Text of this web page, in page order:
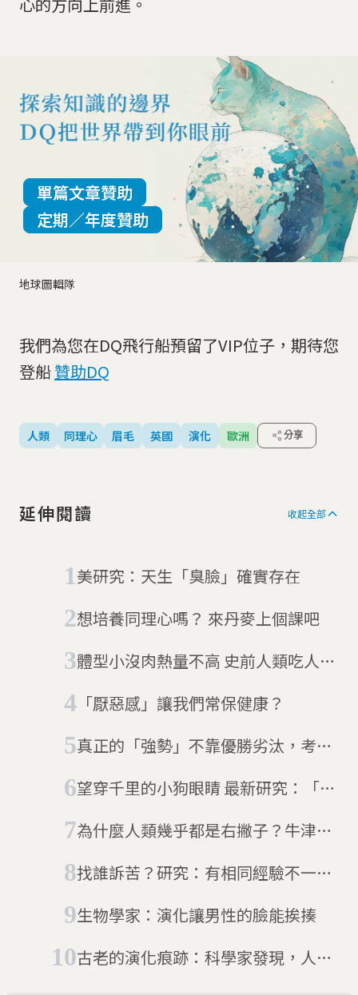
地球圖輯隊
單篇文章贊助
定期／年度贊助
我們為您在DQ飛行船預留了VIP位子，期待您
登船贊助DQ
人類 同理心 眉毛 英國 演化 歐洲 分享
延伸閱讀 收起全部
美研究：天生「臭臉」確實存在
想培養同理心嗎？ 來丹麥上個課吧
體型小沒肉熱量不高 史前人類吃人不
「厭惡感」讓我們常保健康？
真正的「強勢」不靠優勝劣汰，考古
望穿千里的小狗眼睛 最新研究：「圓
化結果
為什麼人類幾乎都是右撇子？牛津大
鍵
找誰訴苦？研究：有相同經驗不一定
生物學家：演化讓男性的臉能挨揍
古老的演化痕跡：科學家發現，人類